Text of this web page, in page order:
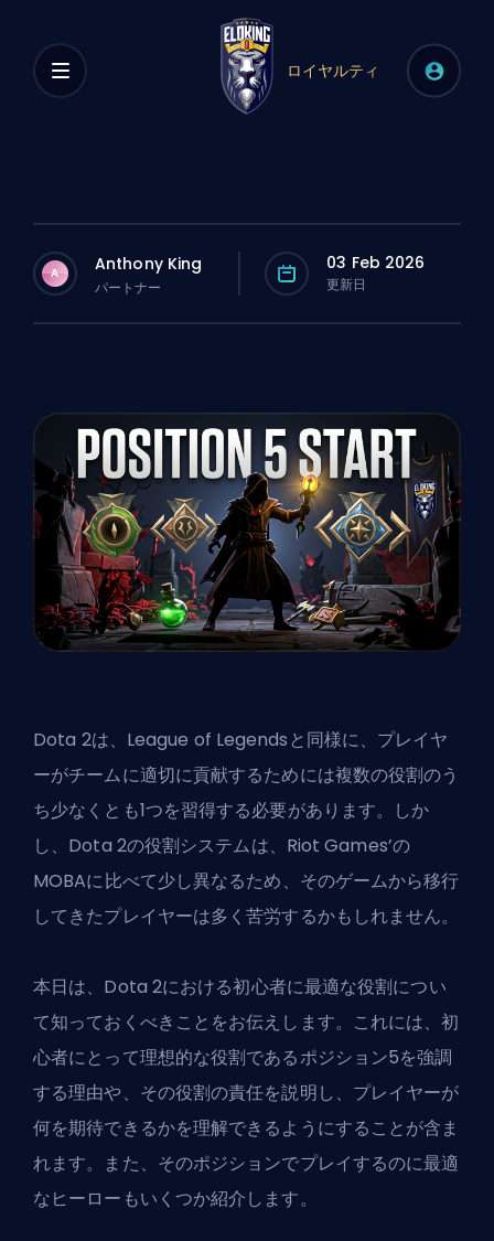
ロイヤルティ
A Anthony King
パートナー
03 Feb 2026
更新日
Dota 2は、League of Legendsと同様に、プレイヤ
ーがチームに適切に貢献するためには複数の役割のう
ち少なくとも1つを習得する必要があります。しか
し、Dota 2の役割システムは、 Riot Games’の
MOBAに比べて少し異なるため、そのゲームから移行
してきたプレイヤーは多く苦労するかもしれません。
本日は、Dota 2における初心者に最適な役割につい
て知っておくべきことをお伝えします。これには、初
心者にとって理想的な役割であるポジション5を強調
する理由や、その役割の責任を説明し、プレイヤーが
何を期待できるかを理解できるようにすることが含ま
れます。また、そのポジションでプレイするのに最適
なヒーローもいくつか紹介します。